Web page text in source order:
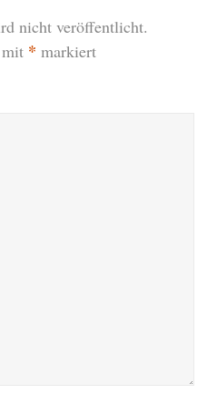
nicht veröffentlicht.
* markiert